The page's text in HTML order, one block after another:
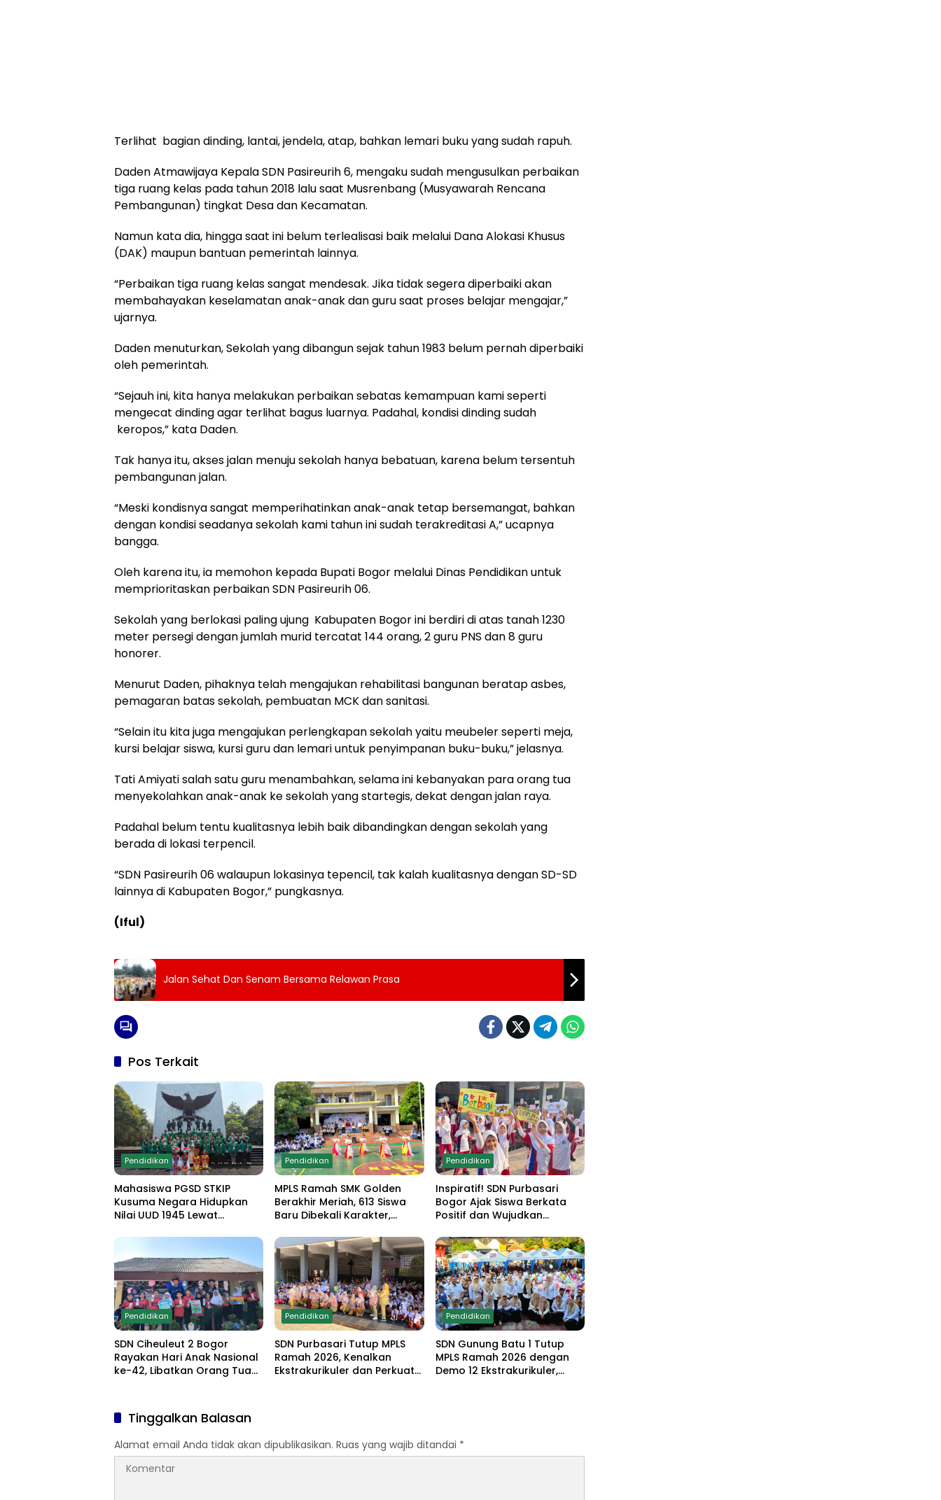
Terlihat bagian dinding, lantai, jendela, atap, bahkan lemari buku yang sudah rapuh.
Daden Atmawijaya Kepala SDN Pasireurih 6, mengaku sudah mengusulkan perbaikan
tiga ruang kelas pada tahun 2018 lalu saat Musrenbang (Musyawarah Rencana
Pembangunan) tingkat Desa dan Kecamatan.
Namun kata dia, hingga saat ini belum terlealisasi baik melalui Dana Alokasi Khusus
(DAK) maupun bantuan pemerintah lainnya.
“Perbaikan tiga ruang kelas sangat mendesak. Jika tidak segera diperbaiki akan
membahayakan keselamatan anak-anak dan guru saat proses belajar mengajar,”
ujarnya.
Daden menuturkan, Sekolah yang dibangun sejak tahun 1983 belum pernah diperbaiki
oleh pemerintah.
“Sejauh ini, kita hanya melakukan perbaikan sebatas kemampuan kami seperti
mengecat dinding agar terlihat bagus luarnya. Padahal, kondisi dinding sudah
keropos,” kata Daden.
Tak hanya itu, akses jalan menuju sekolah hanya bebatuan, karena belum tersentuh
pembangunan jalan.
“Meski kondisnya sangat memperihatinkan anak-anak tetap bersemangat, bahkan
dengan kondisi seadanya sekolah kami tahun ini sudah terakreditasi A,” ucapnya
bangga.
Oleh karena itu, ia memohon kepada Bupati Bogor melalui Dinas Pendidikan untuk
memprioritaskan perbaikan SDN Pasireurih 06.
Sekolah yang berlokasi paling ujung Kabupaten Bogor ini berdiri di atas tanah 1230
meter persegi dengan jumlah murid tercatat 144 orang, 2 guru PNS dan 8 guru
honorer.
Menurut Daden, pihaknya telah mengajukan rehabilitasi bangunan beratap asbes,
pemagaran batas sekolah, pembuatan MCK dan sanitasi.
“Selain itu kita juga mengajukan perlengkapan sekolah yaitu meubeler seperti meja,
kursi belajar siswa, kursi guru dan lemari untuk penyimpanan buku-buku,” jelasnya.
Tati Amiyati salah satu guru menambahkan, selama ini kebanyakan para orang tua
menyekolahkan anak-anak ke sekolah yang startegis, dekat dengan jalan raya.
Padahal belum tentu kualitasnya lebih baik dibandingkan dengan sekolah yang
berada di lokasi terpencil.
“SDN Pasireurih 06 walaupun lokasinya tepencil, tak kalah kualitasnya dengan SD-SD
lainnya di Kabupaten Bogor,” pungkasnya.
(Iful)
Jalan Sehat Dan Senam Bersama Relawan Prasa
Pos Terkait
Pendidikan
Mahasiswa PGSD STKIP
Kusuma Negara Hidupkan
Nilai UUD 1945 Lewat
Monumen Pancasila Sakti
Pendidikan
MPLS Ramah SMK Golden
Berakhir Meriah, 613 Siswa
Baru Dibekali Karakter,
Demo Ekstrakurikuler
Pendidikan
Inspiratif! SDN Purbasari
Bogor Ajak Siswa Berkata
Positif dan Wujudkan
Pendidikan
SDN Ciheuleut 2 Bogor
Rayakan Hari Anak Nasional
ke-42, Libatkan Orang Tua
Berprestasi
Pendidikan
SDN Purbasari Tutup MPLS
Ramah 2026, Kenalkan
Ekstrakurikuler dan Perkuat
Pendidikan
SDN Gunung Batu 1 Tutup
MPLS Ramah 2026 dengan
Demo 12 Ekstrakurikuler,
Tinggalkan Balasan
Alamat email Anda tidak akan dipublikasikan. Ruas yang wajib ditandai *